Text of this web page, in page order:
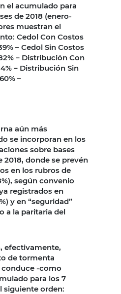
el acumulado para
de 2018 (enero-
muestran el
Cedol Con Costos
– Cedol Sin Costos
– Distribución Con
– Distribución Sin
–
aún más
se incorporan en los
sobre bases
2018, donde se prevén
en los rubros de
según convenio
registrados en
y en “seguridad”
a la paritaria del
efectivamente,
de tormenta
-como
para los 7
siguiente orden: